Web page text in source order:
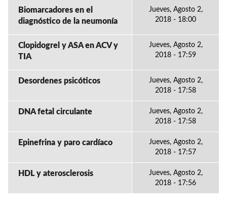
Biomarcadores en el
diagnóstico de la neumonía
Jueves, Agosto 2,
2018 - 18:00
Clopidogrel y ASA en ACV y
TIA
Jueves, Agosto 2,
2018 - 17:59
Desordenes psicóticos
Jueves, Agosto 2,
2018 - 17:58
DNA fetal circulante
Jueves, Agosto 2,
2018 - 17:58
Epinefrina y paro cardíaco
Jueves, Agosto 2,
2018 - 17:57
HDL y aterosclerosis
Jueves, Agosto 2,
2018 - 17:56